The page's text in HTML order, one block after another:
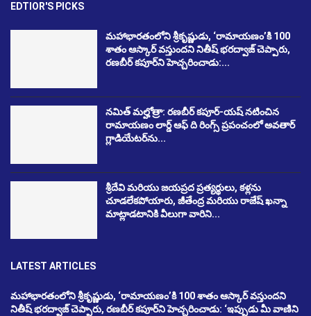
EDTIOR'S PICKS
మహాభారతంలోని శ్రీకృష్ణుడు, ‘రామాయణం’కి 100
శాతం ఆస్కార్ వస్తుందని నితీష్ భరద్వాజ్ చెప్పారు,
రణబీర్ కపూర్‌ని హెచ్చరించాడు:...
నమిత్ మల్హోత్రా: రణబీర్ కపూర్-యష్ నటించిన
రామాయణం లార్డ్ ఆఫ్ ది రింగ్స్ ప్రపంచంలో అవతార్
గ్లాడియేటర్‌ను...
శ్రీదేవి మరియు జయప్రద ప్రత్యర్థులు, కళ్లను
చూడలేకపోయారు, జీతేంద్ర మరియు రాజేష్ ఖన్నా
మాట్లాడటానికి వీలుగా వారిని...
LATEST ARTICLES
మహాభారతంలోని శ్రీకృష్ణుడు, ‘రామాయణం’కి 100 శాతం ఆస్కార్ వస్తుందని
నితీష్ భరద్వాజ్ చెప్పారు, రణబీర్ కపూర్‌ని హెచ్చరించాడు: ‘ఇప్పుడు మీ వాణిని